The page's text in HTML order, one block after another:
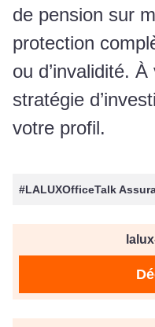
de pension sur
protection
ou d’invalidité.
stratégie
votre profil.
#LALUXOfficeTalk